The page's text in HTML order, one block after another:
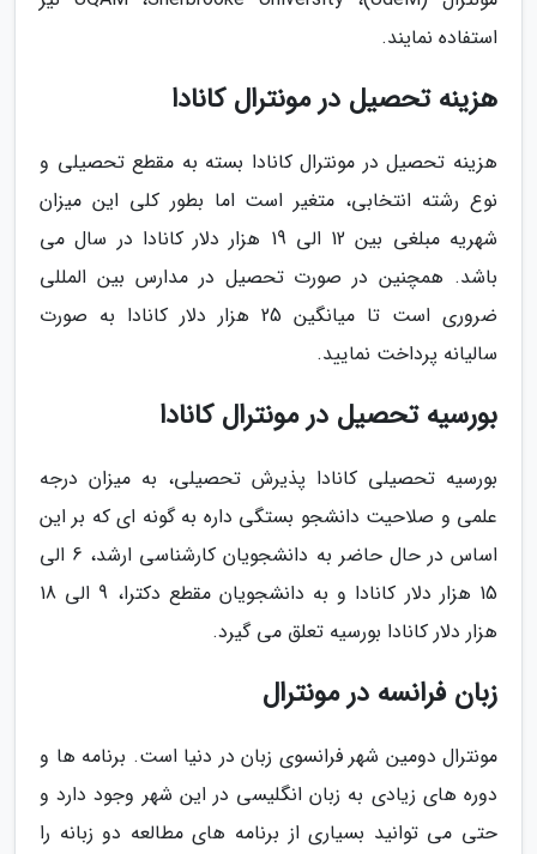
استفاده نمایند.
هزینه تحصیل در مونترال کانادا
هزینه تحصیل در مونترال کانادا بسته به مقطع تحصیلی و
نوع رشته انتخابی، متغیر است اما بطور کلی این میزان
شهریه مبلغی بین 12 الی 19 هزار دلار کانادا در سال می
باشد. همچنین در صورت تحصیل در مدارس بین المللی
ضروری است تا میانگین 25 هزار دلار کانادا به صورت
سالیانه پرداخت نمایید.
بورسیه تحصیل در مونترال کانادا
بورسیه تحصیلی کانادا پذیرش تحصیلی، به میزان درجه
علمی و صلاحیت دانشجو بستگی داره به گونه ای که بر این
اساس در حال حاضر به دانشجویان کارشناسی ارشد، 6 الی
15 هزار دلار کانادا و به دانشجویان مقطع دکترا، 9 الی 18
هزار دلار کانادا بورسیه تعلق می گیرد.
زبان فرانسه در مونترال
مونترال دومین شهر فرانسوی زبان در دنیا است. برنامه ­ها و
دوره ­های زیادی به زبان انگلیسی در این شهر وجود دارد و
حتی می ­توانید بسیاری از برنامه ­های مطالعه دو زبانه را